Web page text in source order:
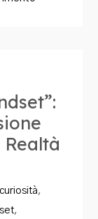
,
,